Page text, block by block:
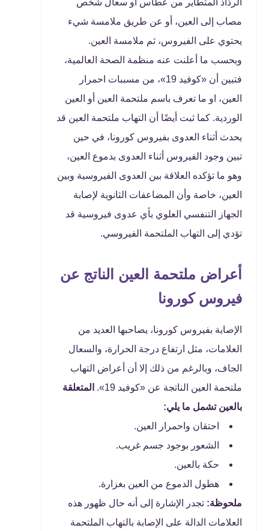
الرذاذ المتطاير من عطاس أو سعال شخص
مصاب إلى العين، أو عن طريق ملامسة شيء
يحتوي على الفيروس، ثم ملامسة العين.
وبحسب ما أعلنت عنه منظمة الصحة العالمية،
فتبين أن «كوفيد 19»، من مسببات احمرار
العين، او ما تعرف باسم ملتحمة العين أو العين
الوردية. كما ثبت أيضًا أن التهاب ملتحمة العين قد
يحدث أثناء العدوى بفيروس كورونا، في حين
تبين وجود الفيروس أثناء العدوى بدموع العين،
وهو ما تؤكده العلاقة بين العدوى الفيروسية وبين
العين، خاصة وأن المضاعفات الثانوية لإصابة
الجهاز التنفسي العلوي بأي عدوى فيروسية قد
تؤدي إلى التهاب الملتحمة الفيروسي.
أعراض ملتحمة العين الناتج عن
فيروس كورونا
الإصابة بفيروس كورونا، يصاحبها العديد من
العلامات، مثل ارتفاع درجة الحرارة، والسعال
الجاف، وبالرغم من ذلك إلا أن أعراض التهاب
ملتحمة العين الناتجة عن «كوفيد 19».
المتعلقة
بالعين تشمل ما يلي:
​احتقان واحمرار العين.
الشعور بوجود جسم غريب.
حكة بالعين.
هطول الدموع من العين بغزارة.
ملحوظة: تجدر الإشارة إلى أنه حال ظهور هذه
العلامات الدالة على الإصابة بالتهاب الملتحمة